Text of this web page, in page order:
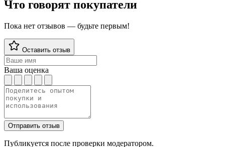
Что говорят покупатели
Пока нет отзывов — будьте первым!
Оставить отзыв
Ваша оценка
Отправить отзыв
Публикуется после проверки модератором.